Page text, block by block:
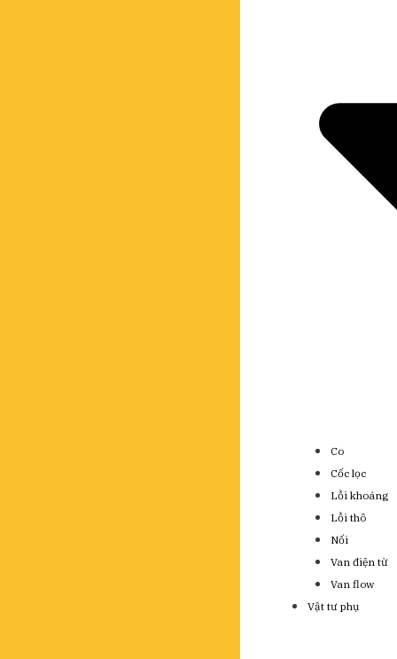
Co
Cốc lọc
Lỗi khoáng
Lỗi thô
Nối
Van điện từ
Van flow
Vật tư phụ